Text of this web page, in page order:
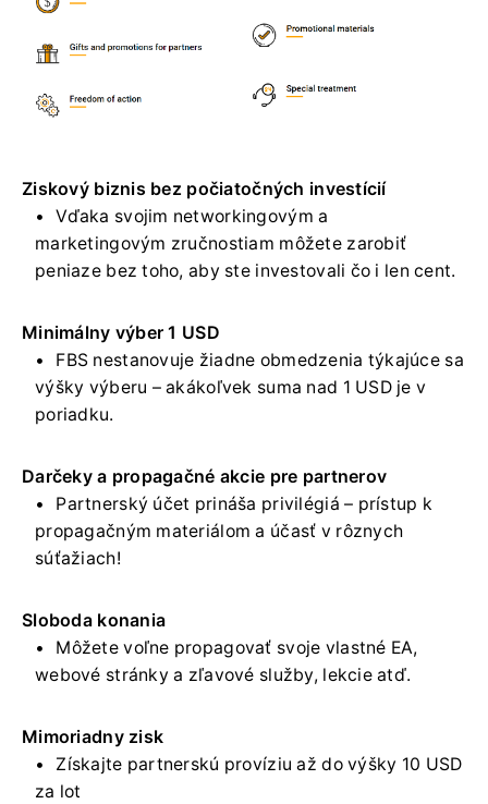
Ziskový biznis bez počiatočných investícií
Vďaka svojim networkingovým a
marketingovým zručnostiam môžete zarobiť
peniaze bez toho, aby ste investovali čo i len cent.
Minimálny výber 1 USD
FBS nestanovuje žiadne obmedzenia týkajúce sa
výšky výberu – akákoľvek suma nad 1 USD je v
poriadku.
Darčeky a propagačné akcie pre partnerov
Partnerský účet prináša privilégiá – prístup k
propagačným materiálom a účasť v rôznych
súťažiach!
Sloboda konania
Môžete voľne propagovať svoje vlastné EA,
webové stránky a zľavové služby, lekcie atď.
Mimoriadny zisk
Získajte partnerskú províziu až do výšky 10 USD
za lot